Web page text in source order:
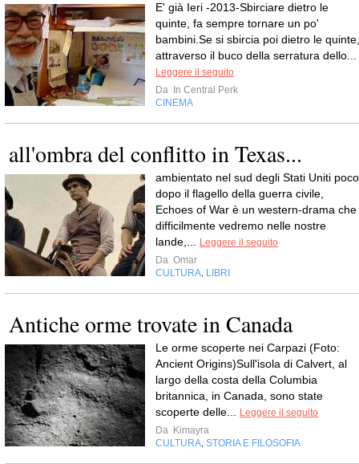
E' già Ieri -2013-Sbirciare dietro le
quinte, fa sempre tornare un po'
bambini.Se si sbircia poi dietro le quinte,
attraverso il buco della serratura dello...
Leggere il seguito
Da
In Central Perk
CINEMA
all'ombra del conflitto in Texas...
ambientato nel sud degli Stati Uniti poco
dopo il flagello della guerra civile,
Echoes of War è un western-drama che
difficilmente vedremo nelle nostre
lande,...
Leggere il seguito
Da Omar
CULTURA LIBRI
Antiche orme trovate in Canada
Le orme scoperte nei Carpazi (Foto:
Ancient Origins)Sull'isola di Calvert, al
largo della costa della Columbia
britannica, in Canada, sono state
scoperte delle...
Leggere il seguito
Da Kimayra
CULTURA STORIA E FILOSOFIA